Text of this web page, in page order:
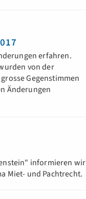
erfahren.
von der
Gegenstimmen
Änderungen
informieren wir
Miet- und Pachtrecht.